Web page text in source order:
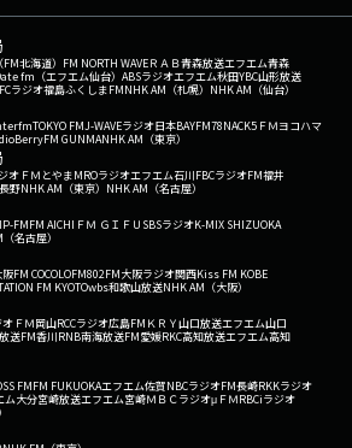
北海道） FM NORTH WAVEＲＡＢ青森放送エフエム青森
fm（エフエム仙台） ABSラジオエフエム秋田YBC山形放送
ラジオ福島ふくしまFMNHK AM（札幌） NHK AM（仙台）
TOKYO FMJ-WAVEラジオ日本BAYFM78NACK5 ＦＭヨコハマ
FM GUNMANHK AM（東京）
オ ＦＭとやまMROラジオエフエム石川FBCラジオFM福井
野NHK AM（東京） NHK AM（名古屋）
FMFM AICHI ＦＭ ＧＩＦＵ SBSラジオK-MIX SHIZUOKA
名古屋）
阪FM COCOLOFM802FM大阪ラジオ関西Kiss FM KOBE
FM KYOTOwbs和歌山放送NHK AM（大阪）
オ ＦＭ岡山RCCラジオ広島FM ＫＲＹ山口放送エフエム山口
送FM香川RNB南海放送FM愛媛RKC高知放送エフエム高知
FMFM FUKUOKAエフエム佐賀NBCラジオFM長崎RKKラジオ
ム大分宮崎放送エフエム宮崎ＭＢＣラジオμＦＭRBCiラジオ